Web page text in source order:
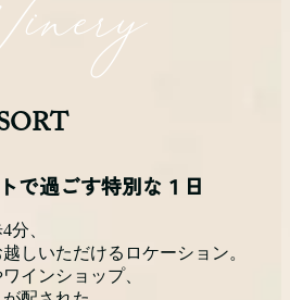
で過ごす特別な１日
分、
しいただけるロケーション。
インショップ、